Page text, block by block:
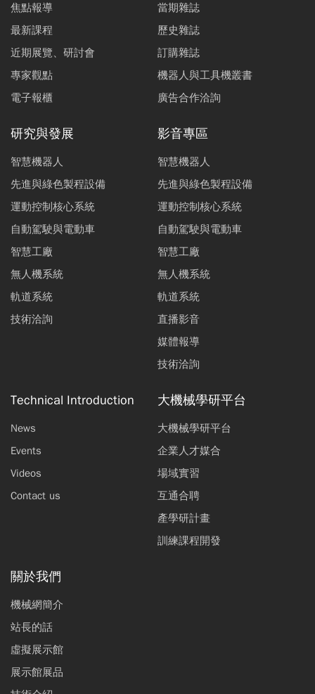
焦點報導
最新課程
近期展覽、研討會
專家觀點
電子報櫃
當期雜誌
歷史雜誌
訂購雜誌
機器人與工具機叢書
廣告合作洽詢
研究與發展
智慧機器人
先進與綠色製程設備
運動控制核心系統
自動駕駛與電動車
智慧工廠
無人機系統
軌道系統
技術洽詢
影音專區
智慧機器人
先進與綠色製程設備
運動控制核心系統
自動駕駛與電動車
智慧工廠
無人機系統
軌道系統
直播影音
媒體報導
技術洽詢
Technical Introduction
News
Events
Videos
Contact us
大機械學研平台
大機械學研平台
企業人才媒合
場域實習
互通合聘
產學研計畫
訓練課程開發
關於我們
機械網簡介
站長的話
虛擬展示館
展示館展品